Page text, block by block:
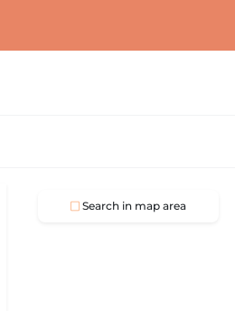
Search in map area